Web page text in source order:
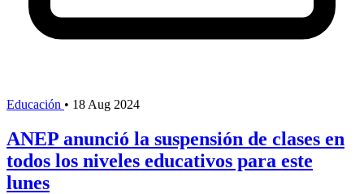
Educación • 18 Aug 2024
ANEP anunció la suspensión de clases en
todos los niveles educativos para este
lunes